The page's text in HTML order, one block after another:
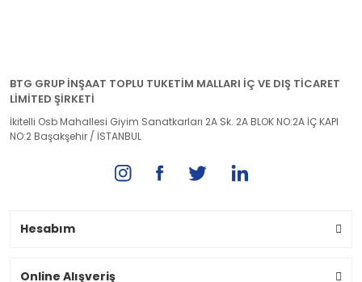
BTG GRUP İNŞAAT TOPLU TUKETİM MALLARI İÇ VE DIŞ TİCARET
LİMİTED ŞİRKETİ
İkitelli Osb Mahallesi Giyim Sanatkarları 2A Sk. 2A BLOK NO:2A İÇ KAPI
NO:2 Başakşehir / İSTANBUL
Hesabım
Online Alışveriş